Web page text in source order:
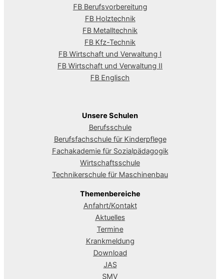
FB Berufsvorbereitung
FB Holztechnik
FB Metalltechnik
FB Kfz-Technik
FB Wirtschaft und Verwaltung I
FB Wirtschaft und Verwaltung II
FB Englisch
Unsere Schulen
Berufsschule
Berufsfachschule für Kinderpflege
Fachakademie für Sozialpädagogik
Wirtschaftsschule
Technikerschule für Maschinenbau
Themenbereiche
Anfahrt/Kontakt
Aktuelles
Termine
Krankmeldung
Download
JAS
SMV